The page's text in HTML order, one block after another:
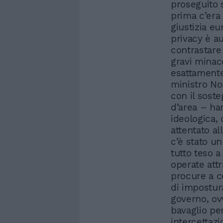
proseguito
prima
giustizia
privacy è
gravi
ministro
con il
d’area –
ideologica,
attentato
c’è stato
tutto teso
operate
procure a
di
governo,
bavaglio